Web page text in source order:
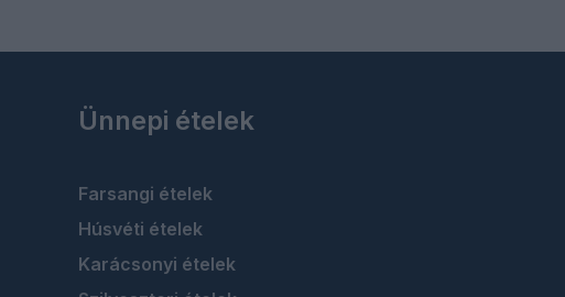
Ünnepi ételek
Farsangi ételek
Húsvéti ételek
Karácsonyi ételek